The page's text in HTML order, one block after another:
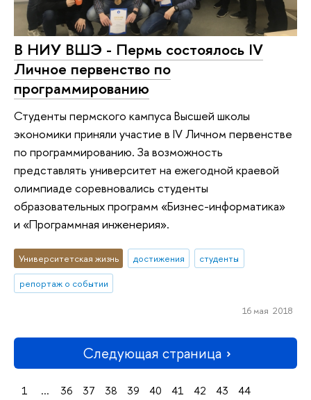
В НИУ ВШЭ - Пермь состоялось IV
Личное первенство по
программированию
Студенты пермского кампуса Высшей школы
экономики приняли участие в IV Личном первенстве
по программированию. За возможность
представлять университет на ежегодной краевой
олимпиаде соревновались студенты
образовательных программ «Бизнес-информатика»
и «Программная инженерия».
Университетская жизнь достижения
студенты
репортаж о событии
16 мая 2018
Следующая страница
1 ... 36 37 38 39 40 41 42 43
44